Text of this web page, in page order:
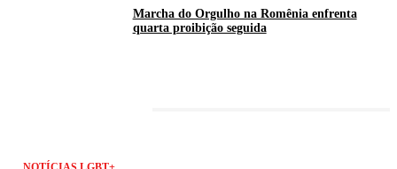
Marcha do Orgulho na Romênia enfrenta
quarta proibição seguida